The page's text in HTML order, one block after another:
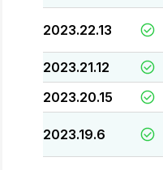
2023.22.13
2023.21.12
2023.20.15
2023.19.6